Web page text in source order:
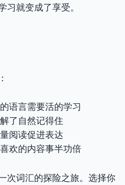
习就变成了享受。
语言需要活的学习
了自然记得住
阅读促进表达
欢的内容事半功倍
次词汇的探险之旅。选择你